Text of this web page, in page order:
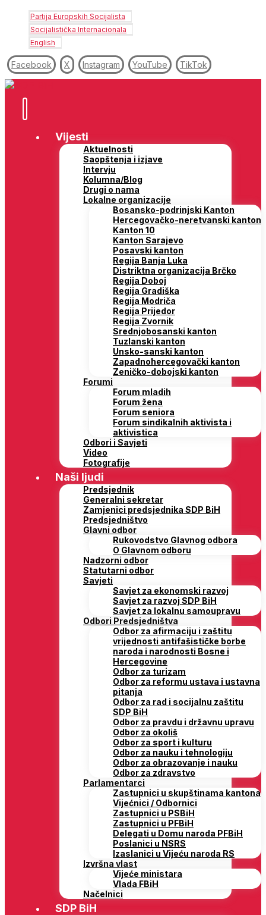
Partija Europskih Socijalista
Socijalistička Internacionala
English
Facebook X Instagram YouTube TikTok
Vijesti
Aktuelnosti
Saopštenja i izjave
Intervju
Kolumna/Blog
Drugi o nama
Lokalne organizacije
Bosansko-podrinjski Kanton
Hercegovačko-neretvanski kanton
Kanton 10
Kanton Sarajevo
Posavski kanton
Regija Banja Luka
Distriktna organizacija Brčko
Regija Doboj
Regija Gradiška
Regija Modriča
Regija Prijedor
Regija Zvornik
Srednjobosanski kanton
Tuzlanski kanton
Unsko-sanski kanton
Zapadnohercegovački kanton
Zeničko-dobojski kanton
Forumi
Forum mladih
Forum žena
Forum seniora
Forum sindikalnih aktivista i
aktivistica
Odbori i Savjeti
Video
Fotografije
Naši ljudi
Predsjednik
Generalni sekretar
Zamjenici predsjednika SDP BiH
Predsjedništvo
Glavni odbor
Rukovodstvo Glavnog odbora
O Glavnom odboru
Nadzorni odbor
Statutarni odbor
Savjeti
Savjet za ekonomski razvoj
Savjet za razvoj SDP BiH
Savjet za lokalnu samoupravu
Odbori Predsjedništva
Odbor za afirmaciju i zaštitu
vrijednosti antifašističke borbe
naroda i narodnosti Bosne i
Hercegovine
Odbor za turizam
Odbor za reformu ustava i ustavna
pitanja
Odbor za rad i socijalnu zaštitu
SDP BiH
Odbor za pravdu i državnu upravu
Odbor za okoliš
Odbor za sport i kulturu
Odbor za nauku i tehnologiju
Odbor za obrazovanje i nauku
Odbor za zdravstvo
Parlamentarci
Zastupnici u skupštinama kantona
Vijećnici / Odbornici
Zastupnici u PSBiH
Zastupnici u PFBiH
Delegati u Domu naroda PFBiH
Poslanici u NSRS
Izaslanici u Vijeću naroda RS
Izvršna vlast
Vijeće ministara
Vlada FBiH
Načelnici
SDP BiH